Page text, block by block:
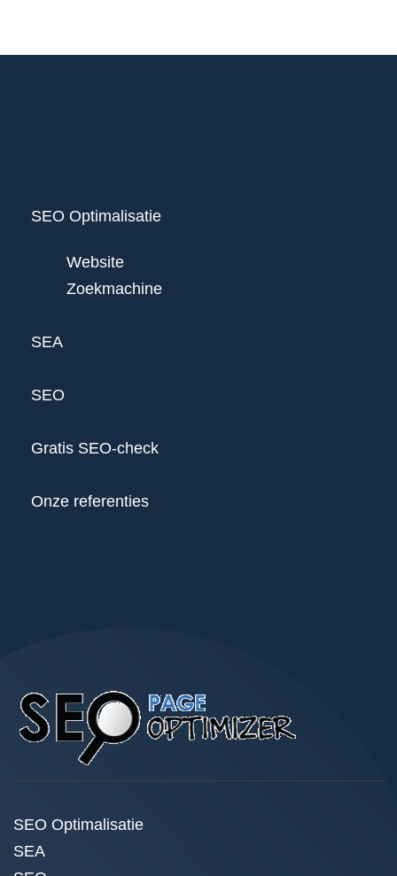
SEO Optimalisatie
Website
Zoekmachine
SEA
SEO
Gratis SEO-check
Onze referenties
SEO Optimalisatie
SEA